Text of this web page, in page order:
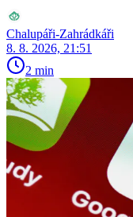
Chalupáři-Zahrádkáři
8. 8. 2026, 21:51
2 min